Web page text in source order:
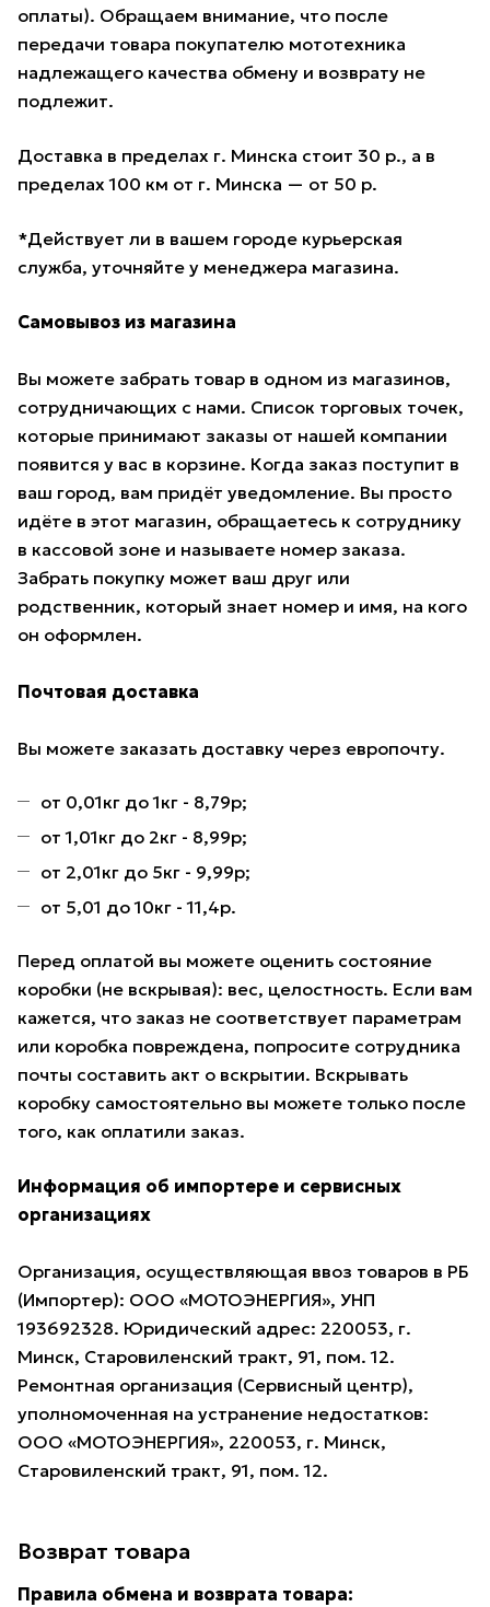
оплаты). Обращаем внимание, что после
передачи товара покупателю мототехника
надлежащего качества обмену и возврату не
подлежит.
Доставка в пределах г. Минска стоит 30 р., а в
пределах 100 км от г. Минска — от 50 р.
*Действует ли в вашем городе курьерская
служба, уточняйте у менеджера магазина.
Самовывоз из магазина
Вы можете забрать товар в одном из магазинов,
сотрудничающих с нами. Список торговых точек,
которые принимают заказы от нашей компании
появится у вас в корзине. Когда заказ поступит в
ваш город, вам придёт уведомление. Вы просто
идёте в этот магазин, обращаетесь к сотруднику
в кассовой зоне и называете номер заказа.
Забрать покупку может ваш друг или
родственник, который знает номер и имя, на кого
он оформлен.
Почтовая доставка
Вы можете заказать доставку через европочту.
от 0,01кг до 1кг - 8,79р;
от 1,01кг до 2кг - 8,99р;
от 2,01кг до 5кг - 9,99р;
от 5,01 до 10кг - 11,4р.
Перед оплатой вы можете оценить состояние
коробки (не вскрывая): вес, целостность. Если вам
кажется, что заказ не соответствует параметрам
или коробка повреждена, попросите сотрудника
почты составить акт о вскрытии. Вскрывать
коробку самостоятельно вы можете только после
того, как оплатили заказ.
Информация об импортере и сервисных
организациях
Организация, осуществляющая ввоз товаров в РБ
(Импортер): ООО «МОТОЭНЕРГИЯ», УНП
193692328. Юридический адрес: 220053, г.
Минск, Старовиленский тракт, 91, пом. 12.
Ремонтная организация (Сервисный центр),
уполномоченная на устранение недостатков:
ООО «МОТОЭНЕРГИЯ», 220053, г. Минск,
Старовиленский тракт, 91, пом. 12.
Возврат товара
Правила обмена и возврата товара: